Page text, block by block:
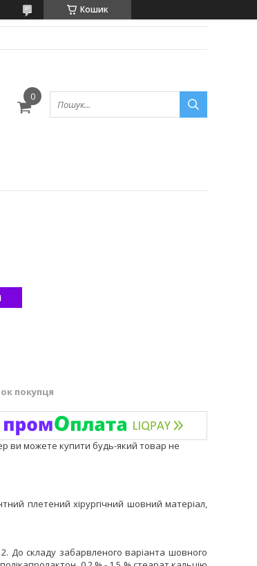
Кошик
покупця
ви можете купити будь-який товар не
плетений хірургічний шовний матеріал,
До складу забарвленого варіанта шовного